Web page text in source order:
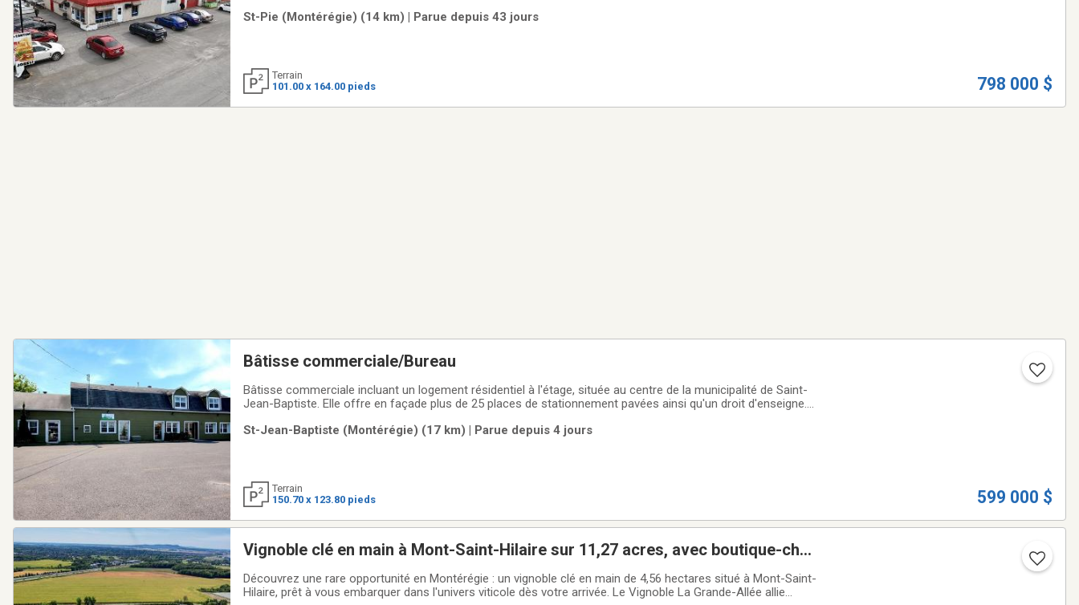
environ 45 personnes, qui
St-Pie (Montérégie) (14 km) | Parue depuis 43 jours
Terrain
101.00 x 164.00 pieds
798 000 $
Bâtisse commerciale/Bureau
Bâtisse commerciale incluant un logement résidentiel à l'étage, située au centre de la municipalité de Saint-
Jean-Baptiste. Elle offre en façade plus de 25 places de stationnement pavées ainsi qu'un droit d'enseigne.
années.L'intérieur comprend quatre
St-Jean-Baptiste (Montérégie) (17 km) | Parue depuis 4 jours
Terrain
150.70 x 123.80 pieds
599 000 $
Vignoble clé en main à Mont-Saint-Hilaire sur 11,27 acres, avec boutique-chai,
Découvrez une rare opportunité en Montérégie : un vignoble clé en main de 4,56 hectares situé à Mont-Saint-
Hilaire, prêt à vous embarquer dans l'univers viticole dès votre arrivée. Le Vignoble La Grande-Allée allie